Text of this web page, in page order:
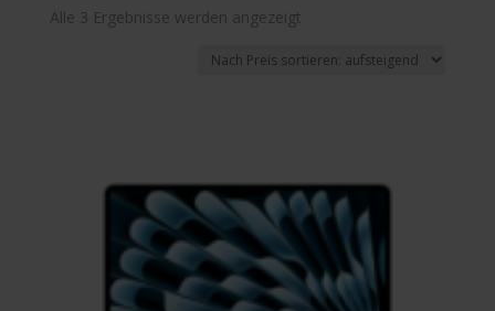
Alle 3 Ergebnisse werden angezeigtNach
sortiert: